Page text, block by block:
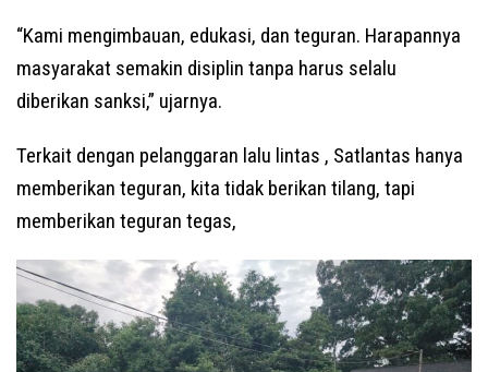
“Kami mengimbauan, edukasi, dan teguran. Harapannya
masyarakat semakin disiplin tanpa harus selalu
diberikan sanksi,” ujarnya.
Terkait dengan pelanggaran lalu lintas , Satlantas hanya
memberikan teguran, kita tidak berikan tilang, tapi
memberikan teguran tegas,